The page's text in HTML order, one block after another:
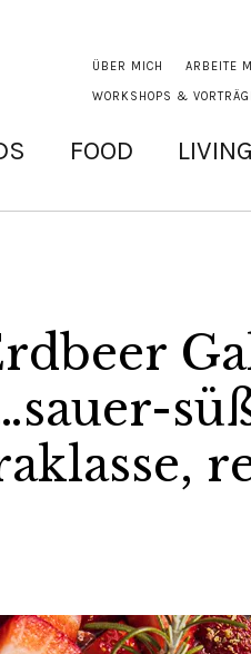
ÜBER MICH ARBEITE
WORKSHOPS &
FOOD LIVING